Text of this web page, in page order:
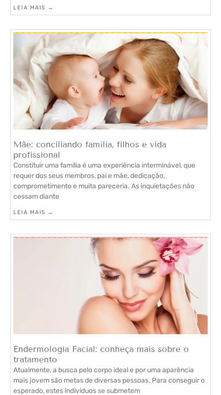
LEIA MAIS →
Mãe: conciliando família, filhos e vida
profissional
Constituir uma família é uma experiência interminável, que
requer dos seus membros, pai e mãe, dedicação,
comprometimento e muita pareceria. As inquietações não
cessam diante
LEIA MAIS →
Endermologia Facial: conheça mais sobre o
tratamento
Atualmente, a busca pelo corpo ideal e por uma aparência
mais jovem são metas de diversas pessoas. Para conseguir o
esperado, estes indivíduos se submetem